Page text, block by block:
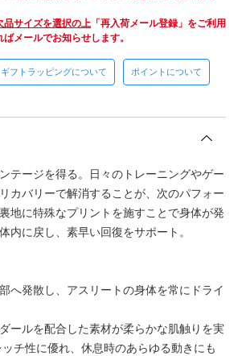
品サイズを選択の上 「再入荷メール登録」をご利用
メールでお知らせします。
ギフトラッピングについて ポイントについて
テージを得る。日々のトレーニングやゲー
カバリーで解消することが、次のパフォー
地に特殊なプリントを施すことで身体が発
内に戻し、素早い回復をサポート。
へ発散し、アスリートの身体を常にドライ
ールを配合した素材が柔らかな肌触りを実
チ性に優れ、休息時のあらゆる動きにも